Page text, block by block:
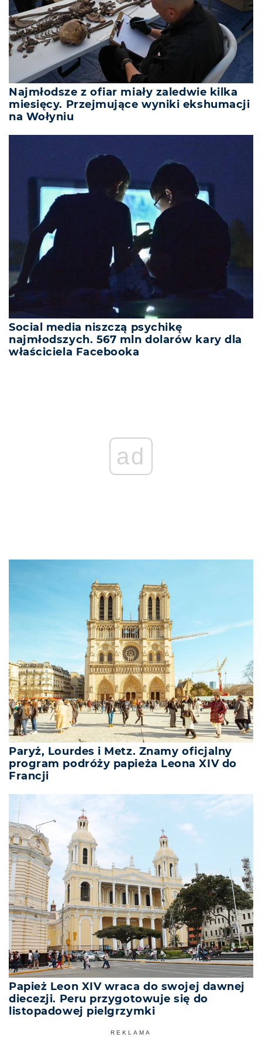
Najmłodsze z ofiar miały zaledwie kilka
miesięcy. Przejmujące wyniki ekshumacji
na Wołyniu
Social media niszczą psychikę
najmłodszych. 567 mln dolarów kary dla
właściciela Facebooka
ad
Paryż, Lourdes i Metz. Znamy oficjalny
program podróży papieża Leona XIV do
Francji
Papież Leon XIV wraca do swojej dawnej
diecezji. Peru przygotowuje się do
listopadowej pielgrzymki
REKLAMA